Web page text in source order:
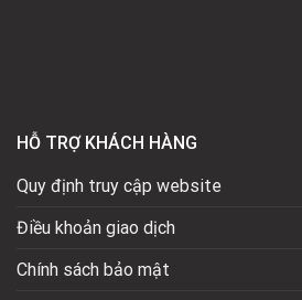
HỖ TRỢ KHÁCH HÀNG
Quy định truy cập website
Điều khoản giao dịch
Chính sách bảo mật